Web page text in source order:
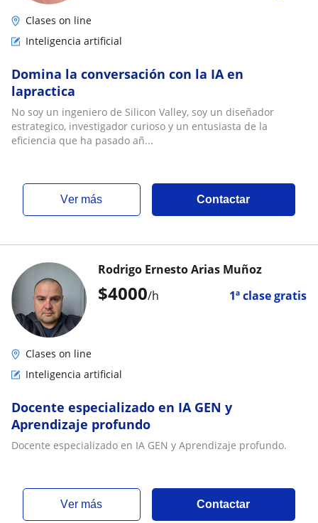
Clases on line
Inteligencia artificial
Domina la conversación con la IA en
lapractica
No soy un ingeniero de Silicon Valley, soy un diseñador
estrategico, investigador curioso y un entusiasta de la
eficiencia que ha pasado añ...
ver más Contactar
$4000/h 1ª clase gratis
Rodrigo Ernesto Arias Muñoz
Clases on line
Inteligencia artificial
Docente especializado en IA GEN y
Aprendizaje profundo
Docente especializado en IA GEN y Aprendizaje profundo.
ver más Contactar